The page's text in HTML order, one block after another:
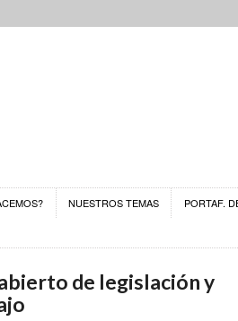
NUESTROS TEMAS PORTAF.
de legislación y